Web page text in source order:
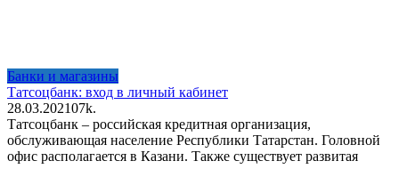
Банки и магазины
Татсоцбанк: вход в личный кабинет
28.03.202107k.
Татсоцбанк – российская кредитная организация,
обслуживающая население Республики Татарстан. Головной
офис располагается в Казани. Также существует развитая